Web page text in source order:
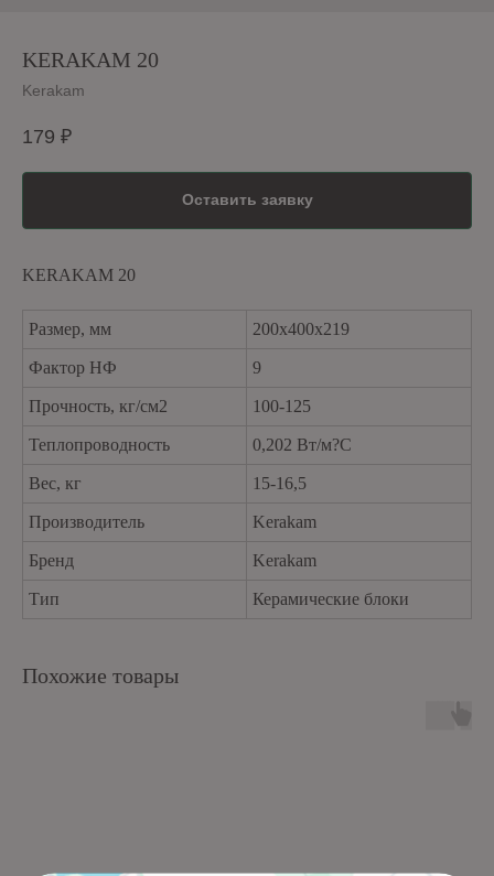
KERAKAM 20
Kerakam
179 ₽
Оставить заявку
KERAKAM 20
Размер, мм 200х400х219
Фактор НФ 9
Прочность, кг/см2 100-125
Теплопроводность 0,202 Вт/м?С
Вес, кг 15-16,5
Производитель Kerakam
Бренд Kerakam
Тип Керамические блоки
Похожие товары